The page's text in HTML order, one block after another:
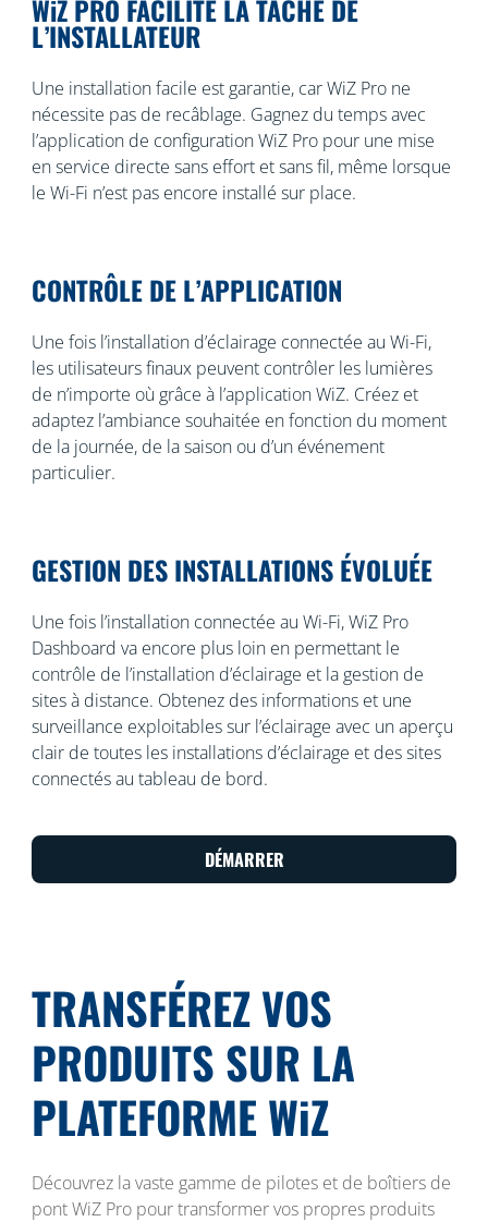
WiZ PRO FACILITE LA TÂCHE DE
L’INSTALLATEUR
Une installation facile est garantie, car WiZ Pro ne
nécessite pas de recâblage. Gagnez du temps avec
l’application de configuration WiZ Pro pour une mise
en service directe sans effort et sans fil, même lorsque
le Wi-Fi n’est pas encore installé sur place.
CONTRÔLE DE L’APPLICATION
Une fois l’installation d’éclairage connectée au Wi-Fi,
les utilisateurs finaux peuvent contrôler les lumières
de n’importe où grâce à l’application WiZ. Créez et
adaptez l’ambiance souhaitée en fonction du moment
de la journée, de la saison ou d’un événement
particulier.
GESTION DES INSTALLATIONS ÉVOLUÉE
Une fois l’installation connectée au Wi-Fi, WiZ Pro
Dashboard va encore plus loin en permettant le
contrôle de l’installation d’éclairage et la gestion de
sites à distance. Obtenez des informations et une
surveillance exploitables sur l’éclairage avec un aperçu
clair de toutes les installations d’éclairage et des sites
connectés au tableau de bord.
DÉMARRER
TRANSFÉREZ VOS
PRODUITS SUR LA
PLATEFORME WiZ
Découvrez la vaste gamme de pilotes et de boîtiers de
pont WiZ Pro pour transformer vos propres produits